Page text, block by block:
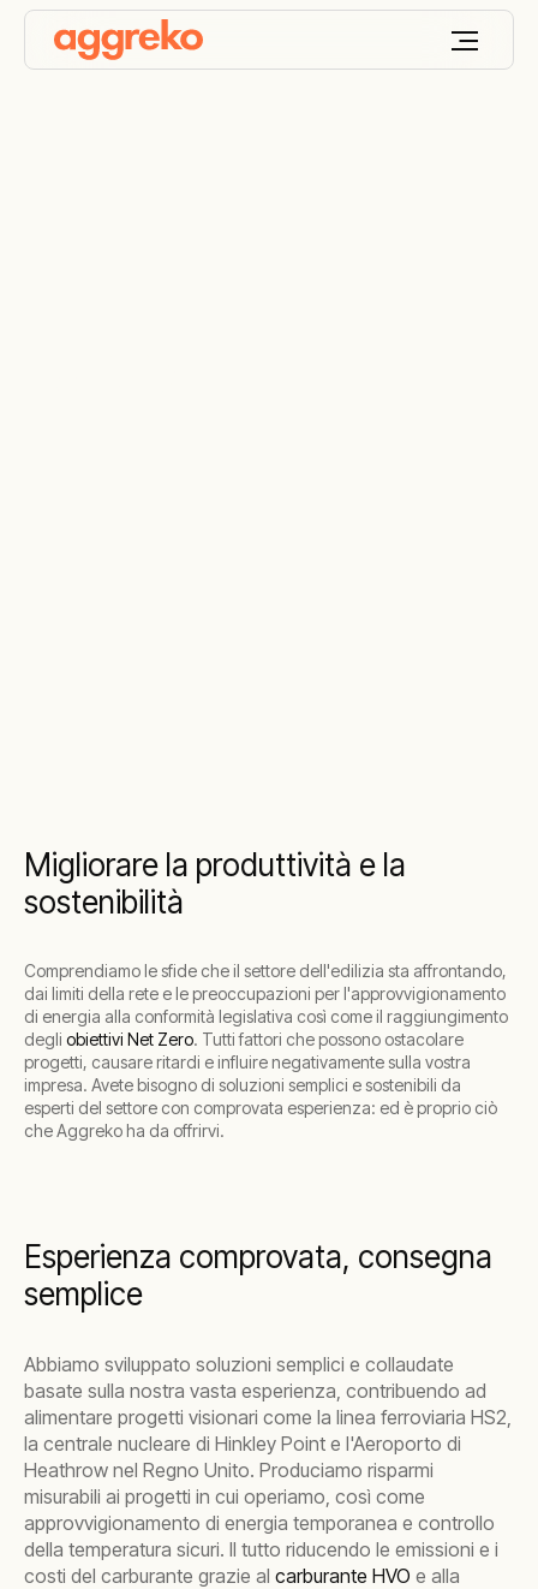
Migliorare la produttività e la
sostenibilità
Comprendiamo le sfide che il settore dell'edilizia sta affrontando,
dai limiti della rete e le preoccupazioni per l'approvvigionamento
di energia alla conformità legislativa così come il raggiungimento
degli obiettivi Net Zero. Tutti fattori che possono ostacolare
progetti, causare ritardi e influire negativamente sulla vostra
impresa. Avete bisogno di soluzioni semplici e sostenibili da
esperti del settore con comprovata esperienza: ed è proprio ciò
che Aggreko ha da offrirvi.
Esperienza comprovata, consegna
semplice
Abbiamo sviluppato soluzioni semplici e collaudate
basate sulla nostra vasta esperienza, contribuendo ad
alimentare progetti visionari come la linea ferroviaria HS2,
la centrale nucleare di Hinkley Point e l'Aeroporto di
Heathrow nel Regno Unito. Produciamo risparmi
misurabili ai progetti in cui operiamo, così come
approvvigionamento di energia temporanea e controllo
della temperatura sicuri. Il tutto riducendo le emissioni e i
costi del carburante grazie al carburante HVO e alla